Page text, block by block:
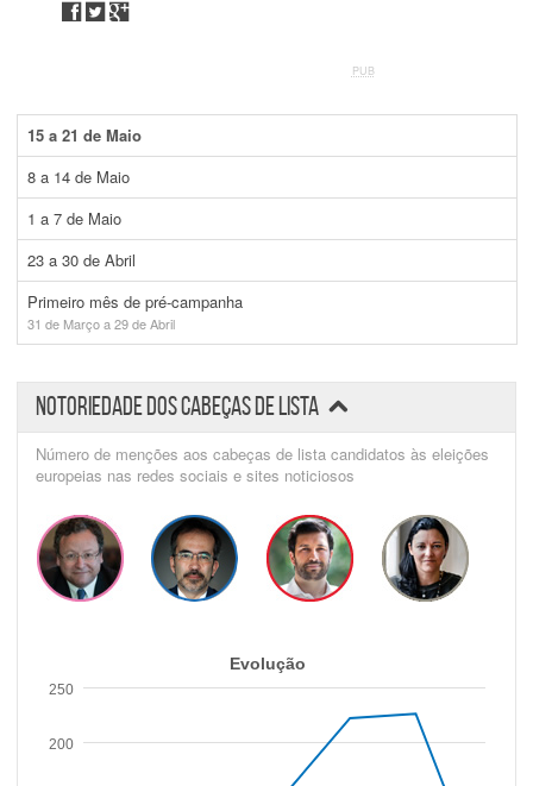
PUB
15 a 21 de Maio
8 a 14 de Maio
1 a 7 de Maio
23 a 30 de Abril
Primeiro mês de pré-campanha
31 de Março a 29 de Abril
NOTORIEDADE DOS CABEÇAS DE LISTA
Número de menções aos cabeças de lista candidatos às eleições
europeias nas redes sociais e sites noticiosos
Evolução
200
250